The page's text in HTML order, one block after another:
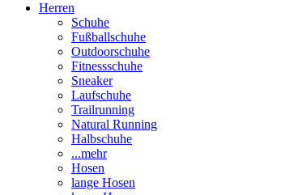
Herren
Schuhe
Fußballschuhe
Outdoorschuhe
Fitnessschuhe
Sneaker
Laufschuhe
Trailrunning
Natural Running
Halbschuhe
...mehr
Hosen
lange Hosen